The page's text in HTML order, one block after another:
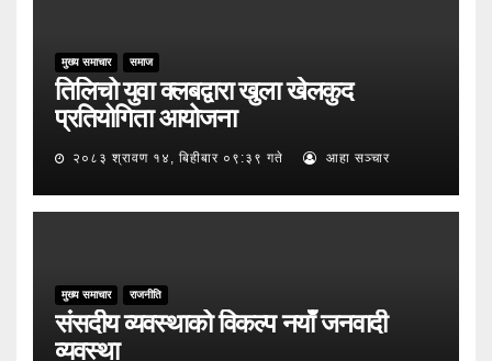
मुख्य समाचार समाज
तिलिचो युवा क्लबद्वारा खुला खेलकुद
प्रतियोगिता आयोजना
२०८३ श्रावण १४, बिहीबार ०९:३९ गते आहा सञ्चार
मुख्य समाचार राजनीति
संसदीय व्यवस्थाको विकल्प नयाँ जनवादी
व्यवस्था